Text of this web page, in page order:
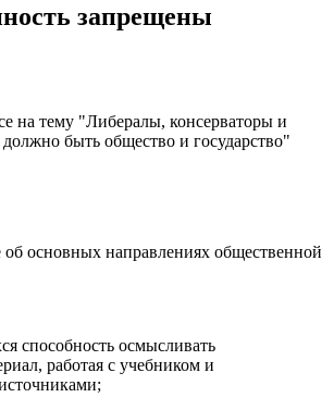
запрещены
на тему "Либералы, консерваторы и
быть общество и государство"
об основных направлениях общественной
способность осмысливать
работая с учебником и